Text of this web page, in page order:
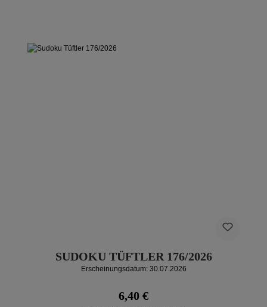
SUDOKU TÜFTLER 176/2026
Erscheinungsdatum: 30.07.2026
Regulärer Preis:
6,40 €